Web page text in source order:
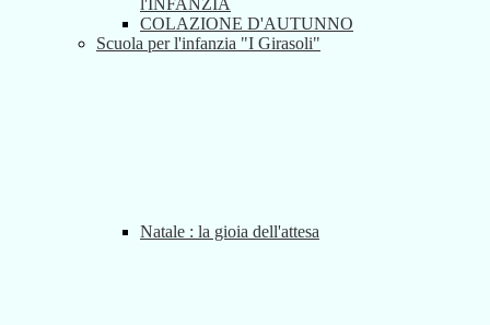
l'INFANZIA
COLAZIONE D'AUTUNNO
Scuola per l'infanzia "I Girasoli"
Natale : la gioia dell'attesa